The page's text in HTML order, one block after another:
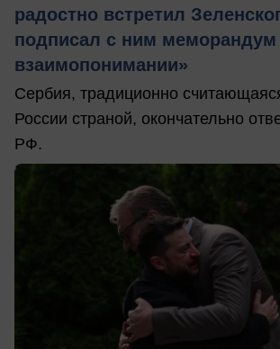
радостно встретил
подписал с ним меморандум
взаимопонимании»
Сербия, традиционно
России страной, окончательно
РФ.